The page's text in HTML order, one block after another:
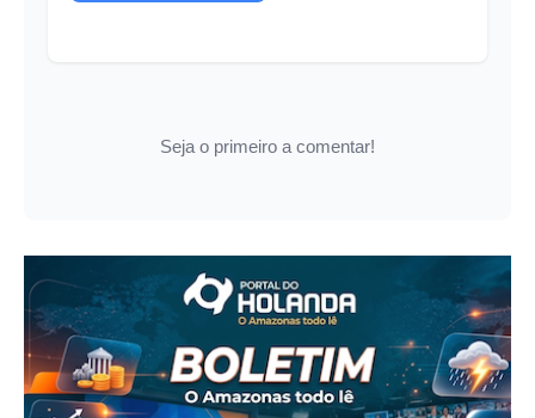
Seja o primeiro a comentar!